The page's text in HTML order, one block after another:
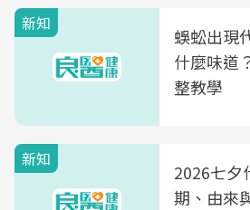
新知
蜈蚣出現
什麼味道
整教學
新知
2026七夕
期、由來